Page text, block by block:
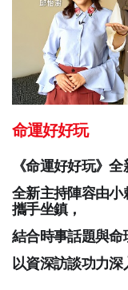
命運好好玩
《命運好好玩》
全新主持陣容由小
攜手坐鎮，
結合時事話題與命
以資深訪談功力深